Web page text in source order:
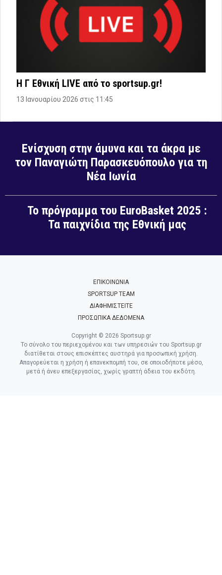
Η Γ Εθνική LIVE από το sportsup.gr!
13 Ιανουαρίου 2026 στις 11:45
Ενίσχυση στην άμυνα και τα άκρα με
τον Παναγιώτη Παρασκευόπουλο για τη
Νέα Ιωνία
Το πρόγραμμα του EuroBasket 2025 :
Τα παιχνίδια της Εθνική μας
ΕΠΙΚΟΙΝΩΝΙΑ
SPORTSUP TEAM
ΔΙΑΦΗΜΙΣΤΕΙΤΕ
ΠΡΟΣΩΠΙΚΑ ΔΕΔΟΜΕΝΑ
Copyright © 2026 Sportsup.gr
Το σύνολο του περιεχομένου και των υπηρεσιών του Sportsup.gr
διατίθεται στους επισκέπτες αυστηρά για προσωπική χρήση.
Απαγορεύεται η χρήση ή επανεκπομπή του, σε οποιοδήποτε μέσο,
μετά ή άνευ επεξεργασίας, χωρίς γραπτή άδεια του εκδότη.